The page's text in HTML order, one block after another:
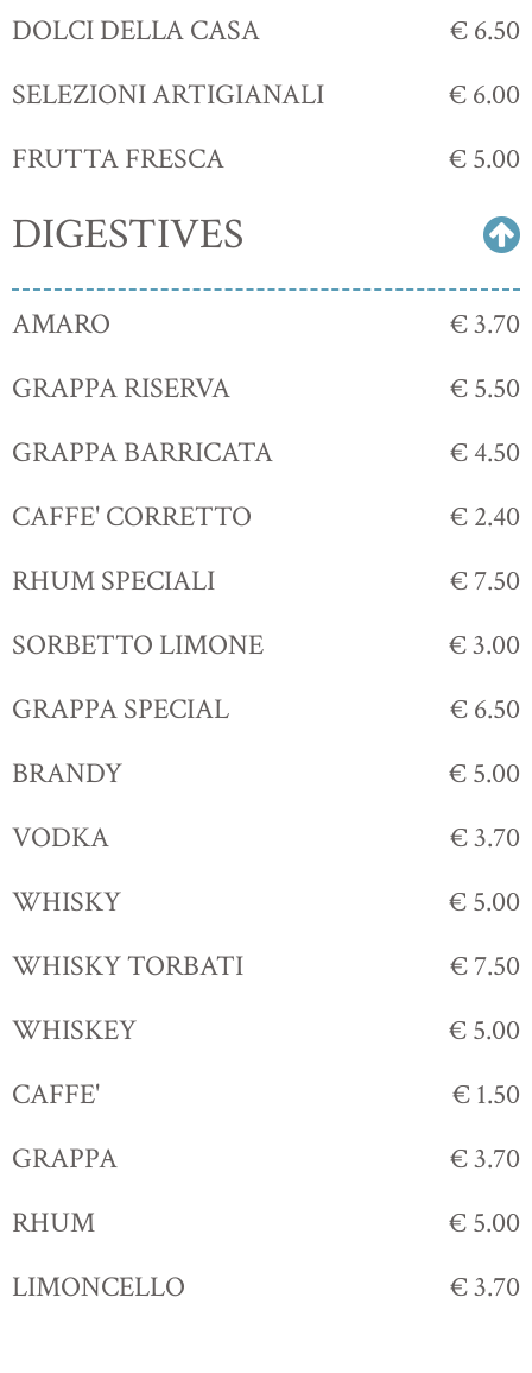
DOLCI DELLA CASA
€ 6.50
SELEZIONI ARTIGIANALI
€ 6.00
FRUTTA FRESCA
€ 5.00
DIGESTIVES
AMARO
€ 3.70
GRAPPA RISERVA
€ 5.50
GRAPPA BARRICATA
€ 4.50
CAFFE' CORRETTO
€ 2.40
RHUM SPECIALI
€ 7.50
SORBETTO LIMONE
€ 3.00
GRAPPA SPECIAL
€ 6.50
BRANDY
€ 5.00
VODKA
€ 3.70
WHISKY
€ 5.00
WHISKY TORBATI
€ 7.50
WHISKEY
€ 5.00
CAFFE'
€ 1.50
GRAPPA
€ 3.70
RHUM
€ 5.00
LIMONCELLO
€ 3.70